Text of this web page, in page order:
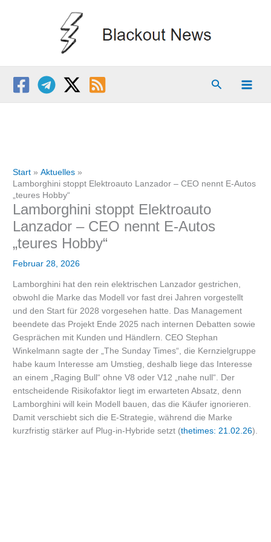
Suchen
Start
Aktuelles
Lamborghini stoppt Elektroauto Lanzador – CEO nennt E-Autos
„teures Hobby“
Lamborghini stoppt Elektroauto
Lanzador – CEO nennt E-Autos
„teures Hobby“
Februar 28, 2026
Lamborghini hat den rein elektrischen Lanzador gestrichen,
obwohl die Marke das Modell vor fast drei Jahren vorgestellt
und den Start für 2028 vorgesehen hatte. Das Management
beendete das Projekt Ende 2025 nach internen Debatten sowie
Gesprächen mit Kunden und Händlern. CEO Stephan
Winkelmann sagte der „The Sunday Times“, die Kernzielgruppe
habe kaum Interesse am Umstieg, deshalb liege das Interesse
an einem „Raging Bull“ ohne V8 oder V12 „nahe null“. Der
entscheidende Risikofaktor liegt im erwarteten Absatz, denn
Lamborghini will kein Modell bauen, das die Käufer ignorieren.
Damit verschiebt sich die E-Strategie, während die Marke
kurzfristig stärker auf Plug-in-Hybride setzt (thetimes: 21.02.26).